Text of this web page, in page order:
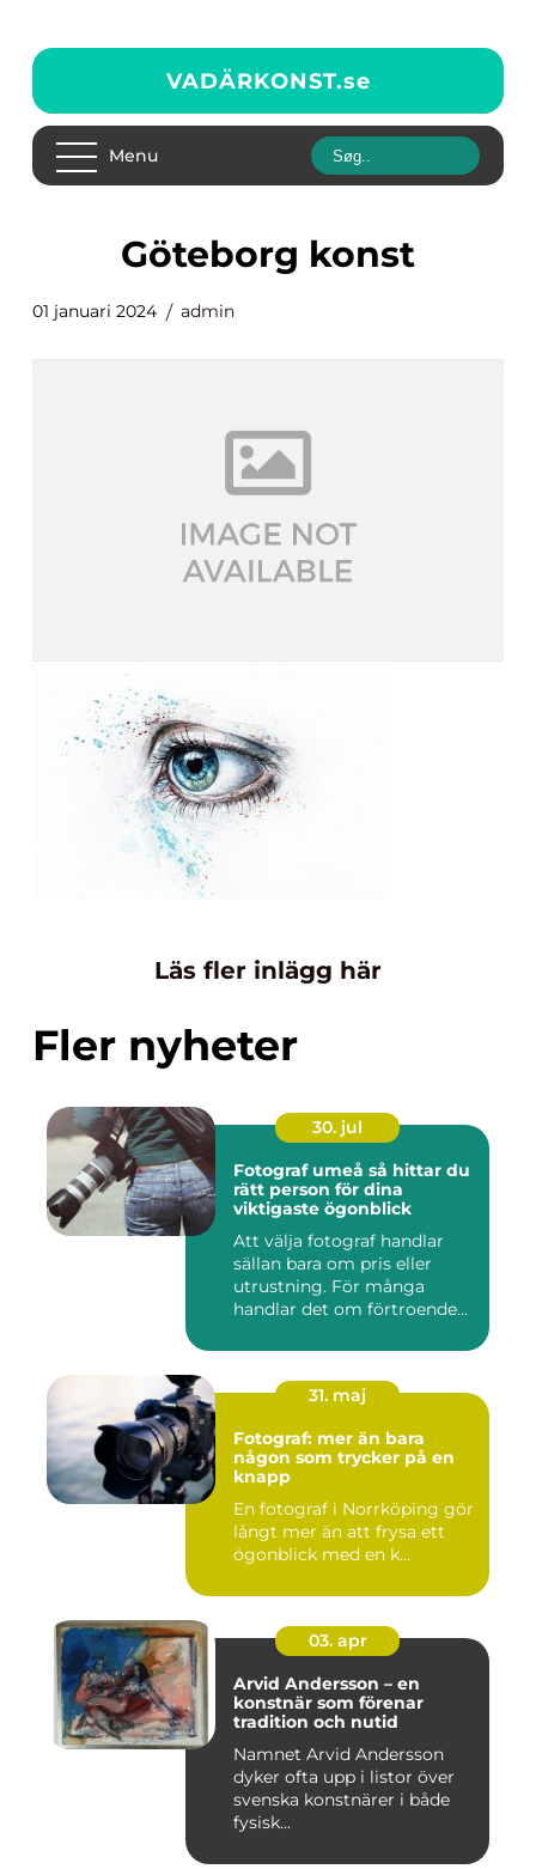
VADÄRKONST.se
Menu
göteborg konst
01 januari 2024 admin
Läs fler inlägg här
Fler nyheter
30. jul
Fotograf umeå så hittar du
rätt person för dina
viktigaste ögonblick
Att välja fotograf handlar
sällan bara om pris eller
utrustning. För många
handlar det om förtroende...
31. maj
Fotograf: mer än bara
någon som trycker på en
knapp
En fotograf i Norrköping gör
långt mer än att frysa ett
ögonblick med en k...
03. apr
Arvid Andersson – en
konstnär som förenar
tradition och nutid
Namnet Arvid Andersson
dyker ofta upp i listor över
svenska konstnärer i både
fysisk...